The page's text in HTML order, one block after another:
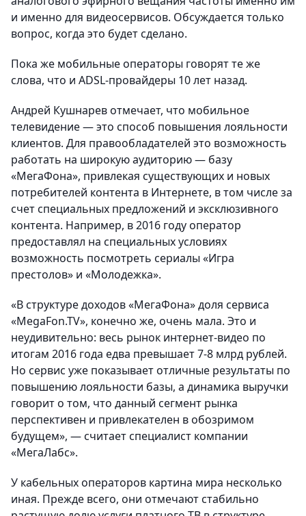
и именно для видеосервисов. Обсуждается только
вопрос, когда это будет сделано.
Пока же мобильные операторы говорят те же
слова, что и ADSL-провайдеры 10 лет назад.
Андрей Кушнарев отмечает, что мобильное
телевидение — это способ повышения лояльности
клиентов. Для правообладателей это возможность
работать на широкую аудиторию — базу
«МегаФона», привлекая существующих и новых
потребителей контента в Интернете, в том числе за
счет специальных предложений и эксклюзивного
контента. Например, в 2016 году оператор
предоставлял на специальных условиях
возможность посмотреть сериалы «Игра
престолов» и «Молодежка».
«В структуре доходов «МегаФона» доля сервиса
«MegaFon.TV», конечно же, очень мала. Это и
неудивительно: весь рынок интернет-видео по
итогам 2016 года едва превышает 7-8 млрд рублей.
Но сервис уже показывает отличные результаты по
повышению лояльности базы, а динамика выручки
говорит о том, что данный сегмент рынка
перспективен и привлекателен в обозримом
будущем», — считает специалист компании
«МегаЛабс».
У кабельных операторов картина мира несколько
иная. Прежде всего, они отмечают стабильно